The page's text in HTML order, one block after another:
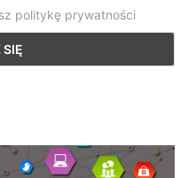
politykę prywatności